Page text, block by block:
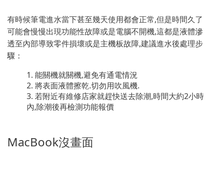
有時候筆電進水當下甚至幾天使用都會正常,但是時間久了
可能會慢慢出現功能性故障或是電腦不開機,這都是液體滲
透至內部導致零件損壞或是主機板故障,建議進水後處理步
驟：
能關機就關機,避免有通電情況
將表面液體擦乾.切勿用吹風機.
若附近有維修店家就趕快送去除潮,時間大約2小時
內,除潮後再檢測功能報價
MacBook沒畫面